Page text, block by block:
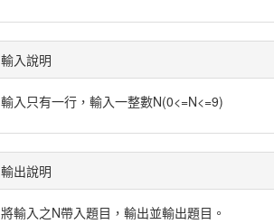
輸入說明
輸入只有一行，輸入一整數N(0<=N<=9)
輸出說明
將輸入之N帶入題目，輸出並輸出題目。